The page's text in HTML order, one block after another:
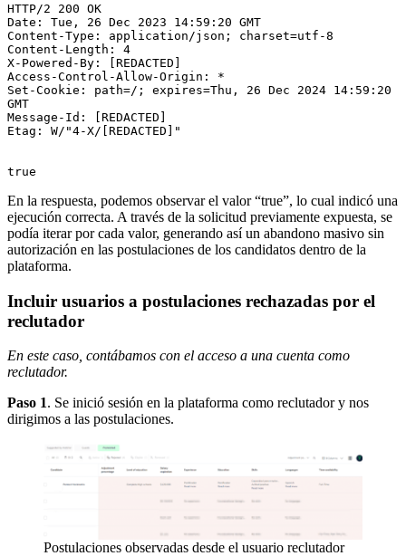
HTTP/2 200 OK
Date: Tue, 26 Dec 2023 14:59:20 GMT
Content-Type: application/json; charset=utf-8
Content-Length: 4
X-Powered-By: [REDACTED]
Access-Control-Allow-Origin: *
Set-Cookie: path=/; expires=Thu, 26 Dec 2024 14:59:20
GMT
Message-Id: [REDACTED]
Etag: W/"4-X/[REDACTED]"
true
En la respuesta, podemos observar el valor “true”, lo cual indicó una
ejecución correcta. A través de la solicitud previamente expuesta, se
podía iterar por cada valor, generando así un abandono masivo sin
autorización en las postulaciones de los candidatos dentro de la
plataforma.
Incluir usuarios a postulaciones rechazadas por el
reclutador
En este caso, contábamos con el acceso a una cuenta como
reclutador.
Paso 1. Se inició sesión en la plataforma como reclutador y nos
dirigimos a las postulaciones.
Postulaciones observadas desde el usuario reclutador